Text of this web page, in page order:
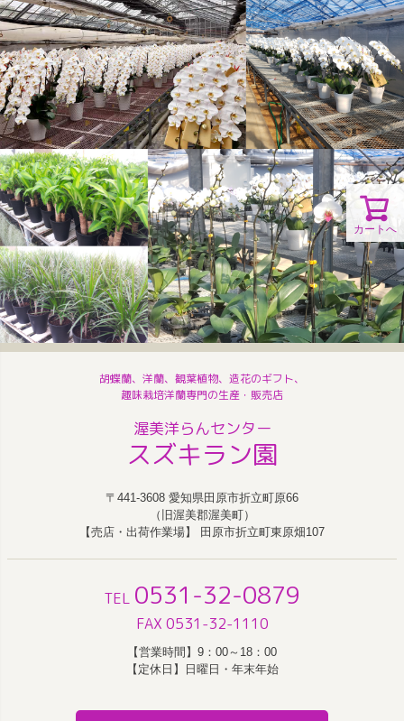
カートへ
胡蝶蘭、洋蘭、観葉植物、造花のギフト、
趣味栽培洋蘭専門の生産・販売店
渥美洋らんセンター
スズキラン園
〒441-3608 愛知県田原市折立町原66
（旧渥美郡渥美町）
【売店・出荷作業場】 田原市折立町東原畑107
TEL 0531-32-0879
FAX 0531-32-1110
【営業時間】9：00～18：00
【定休日】日曜日・年末年始